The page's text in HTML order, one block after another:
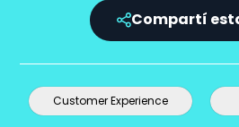
Compartí
Customer Experience